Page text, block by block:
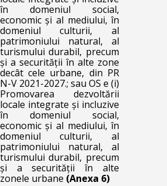
în domeniul social,
economic și al mediului, în
domeniul culturii, al
patrimoniului natural, al
turismului durabil, precum
și a securității în alte zone
decât cele urbane, din PR
N-V 2021-2027.; sau OS e (i)
Promovarea dezvoltării
locale integrate și incluzive
în domeniul social,
economic și al mediului, în
domeniul culturii, al
patrimoniului natural, al
turismului durabil, precum
și a securității în alte
zonele urbane (Anexa 6)